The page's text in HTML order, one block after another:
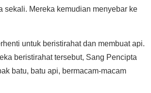
sekali. Mereka kemudian menyebar ke
untuk beristirahat dan membuat api.
beristirahat tersebut, Sang Pencipta
batu, batu api, bermacam-macam